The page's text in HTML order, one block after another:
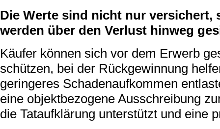
Die Werte sind nicht nur
werden über den Verlust hinweg
Käufer können sich vor dem Erwerb
schützen, bei der Rückgewinnung
geringeres Schadenaufkommen
eine objektbezogene Ausschreibung
die Tataufklärung unterstützt und eine